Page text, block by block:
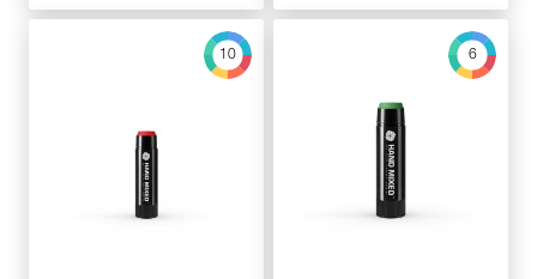
10 6